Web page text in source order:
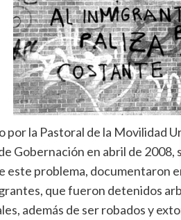
la Pastoral de la Movilidad
Gobernación en abril de
este problema, documentaron
que fueron detenidos
además de ser robados y